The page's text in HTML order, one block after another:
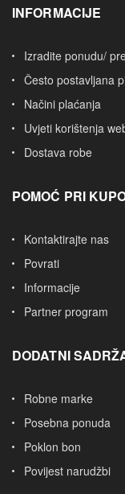
INFORMACIJE
Izradite ponudu/
Često postavljana
Načini plaćanja
Uvjeti korištenja
Dostava robe
POMOĆ PRI
Kontaktirajte nas
Povrati
Informacije
Partner program
DODATNI
Robne marke
Posebna ponuda
Poklon bon
Povijest narudžbi